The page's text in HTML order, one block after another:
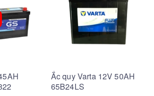
Ắc quy Varta 12V 50AH
65B24LS